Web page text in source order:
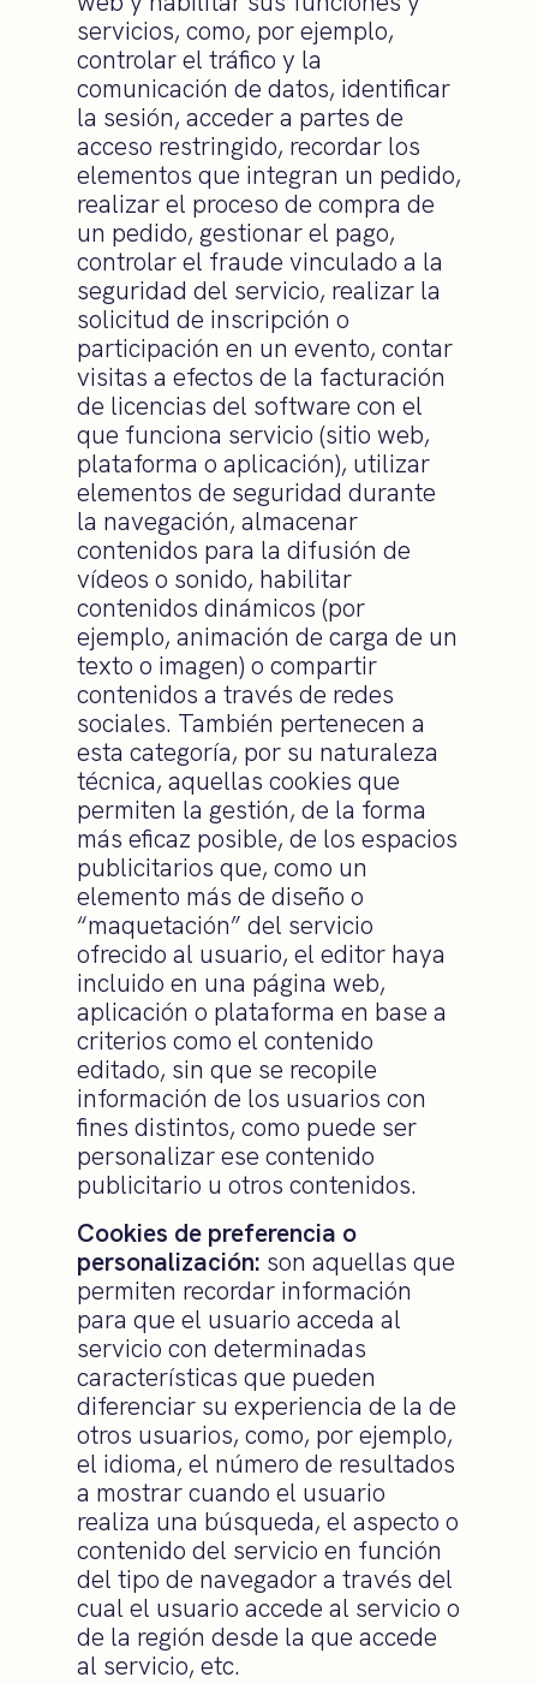
servicios, como, por ejemplo,
controlar el tráfico y la
comunicación de datos, identificar
la sesión, acceder a partes de
acceso restringido, recordar los
elementos que integran un pedido,
realizar el proceso de compra de
un pedido, gestionar el pago,
controlar el fraude vinculado a la
seguridad del servicio, realizar la
solicitud de inscripción o
participación en un evento, contar
visitas a efectos de la facturación
de licencias del software con el
que funciona servicio (sitio web,
plataforma o aplicación), utilizar
elementos de seguridad durante
la navegación, almacenar
contenidos para la difusión de
vídeos o sonido, habilitar
contenidos dinámicos (por
ejemplo, animación de carga de un
texto o imagen) o compartir
contenidos a través de redes
sociales. También pertenecen a
esta categoría, por su naturaleza
técnica, aquellas cookies que
permiten la gestión, de la forma
más eficaz posible, de los espacios
publicitarios que, como un
elemento más de diseño o
“maquetación” del servicio
ofrecido al usuario, el editor haya
incluido en una página web,
aplicación o plataforma en base a
criterios como el contenido
editado, sin que se recopile
información de los usuarios con
fines distintos, como puede ser
personalizar ese contenido
publicitario u otros contenidos.
Cookies de preferencia o
personalización: son aquellas que
permiten recordar información
para que el usuario acceda al
servicio con determinadas
características que pueden
diferenciar su experiencia de la de
otros usuarios, como, por ejemplo,
el idioma, el número de resultados
a mostrar cuando el usuario
realiza una búsqueda, el aspecto o
contenido del servicio en función
del tipo de navegador a través del
cual el usuario accede al servicio o
de la región desde la que accede
al servicio, etc.